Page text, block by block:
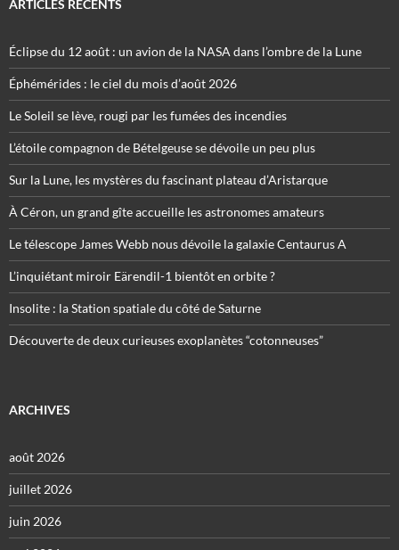
ARTICLES RÉCENTS
Éclipse du 12 août : un avion de la NASA dans l’ombre de la Lune
Éphémérides : le ciel du mois d’août 2026
Le Soleil se lève, rougi par les fumées des incendies
L’étoile compagnon de Bételgeuse se dévoile un peu plus
Sur la Lune, les mystères du fascinant plateau d’Aristarque
À Céron, un grand gîte accueille les astronomes amateurs
Le télescope James Webb nous dévoile la galaxie Centaurus A
L’inquiétant miroir Eärendil-1 bientôt en orbite ?
Insolite : la Station spatiale du côté de Saturne
Découverte de deux curieuses exoplanètes “cotonneuses”
ARCHIVES
août 2026
juillet 2026
juin 2026